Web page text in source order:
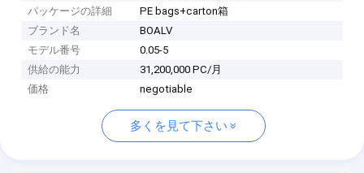
パッケージの詳細
PE bags+carton箱
ブランド名
BOALV
モデル番号
0.05-5
供給の能力
31,200,000 PC/月
価格
negotiable
多くを見て下さい